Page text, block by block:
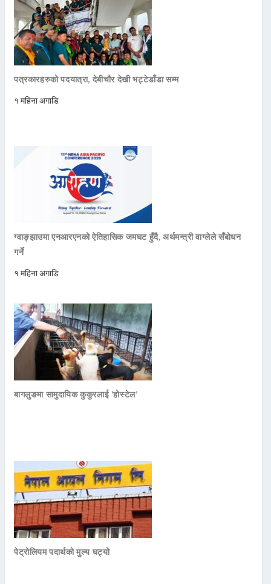
पत्रकारहरुको पदयात्रा, देबीचौर देखी भट्टेडाँडा सम्म
१ महिना अगाडि
ग्वाङ्झाउमा एनआरएनको ऐतिहासिक जमघट हुँदै, अर्थमन्त्री वाग्लेले सँबोधन
गर्ने
१ महिना अगाडि
बागलुङमा सामुदायिक कुकुरलाई ‘होस्टेल’
पेट्रोलियम पदार्थको मुल्य घट्यो